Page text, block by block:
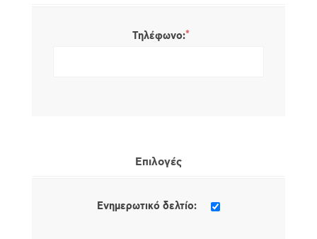
Τηλέφωνο:*
Επιλογές
Ενημερωτικό δελτίο: